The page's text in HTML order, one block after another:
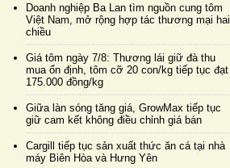
Doanh nghiệp Ba Lan tìm nguồn cung tôm
Việt Nam, mở rộng hợp tác thương mại hai
chiều
Giá tôm ngày 7/8: Thương lái giữ đà thu
mua ổn định, tôm cỡ 20 con/kg tiếp tục đạt
175.000 đồng/kg
Giữa làn sóng tăng giá, GrowMax tiếp tục
giữ cam kết không điều chỉnh giá bán
Cargill tiếp tục sản xuất thức ăn cá tại nhà
máy Biên Hòa và Hưng Yên